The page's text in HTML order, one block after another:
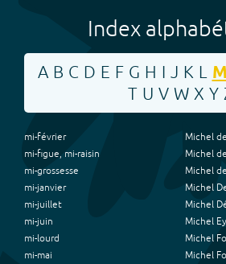
Index
A B C D E F G H I J K L M
T U V W X Y
mi-février
mi-figue, mi-raisin
mi-grossesse
mi-janvier
mi-juillet
mi-juin
mi-lourd
mi-mai
Michel
Michel
Michel
Michel
Michel
Michel
Michel
Michel